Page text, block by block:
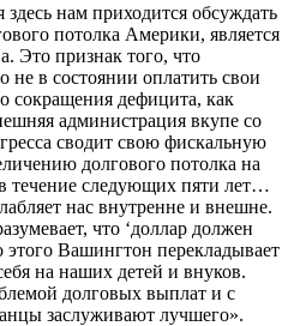
нам приходится обсуждать
потолка Америки, является
Это признак того, что
не в состоянии оплатить свои
сокращения дефицита, как
администрация вкупе со
сводит свою фискальную
долгового потолка на
течение следующих пяти лет…
нас внутренне и внешне.
что ‘доллар должен
этого Вашингтон перекладывает
на наших детей и внуков.
долговых выплат и с
заслуживают лучшего».